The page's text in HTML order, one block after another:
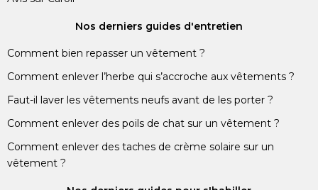
Nos derniers guides d'entretien
Comment bien repasser un vêtement ?
Comment enlever l’herbe qui s’accroche aux vêtements ?
Faut-il laver les vêtements neufs avant de les porter ?
Comment enlever des poils de chat sur un vêtement ?
Comment enlever des taches de crème solaire sur un
vêtement ?